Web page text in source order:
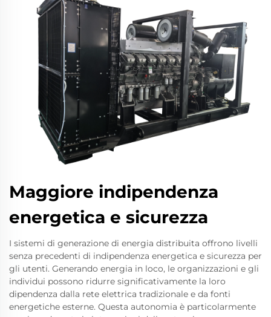
Maggiore indipendenza
energetica e sicurezza
I sistemi di generazione di energia distribuita offrono livelli
senza precedenti di indipendenza energetica e sicurezza per
gli utenti. Generando energia in loco, le organizzazioni e gli
individui possono ridurre significativamente la loro
dipendenza dalla rete elettrica tradizionale e da fonti
energetiche esterne. Questa autonomia è particolarmente